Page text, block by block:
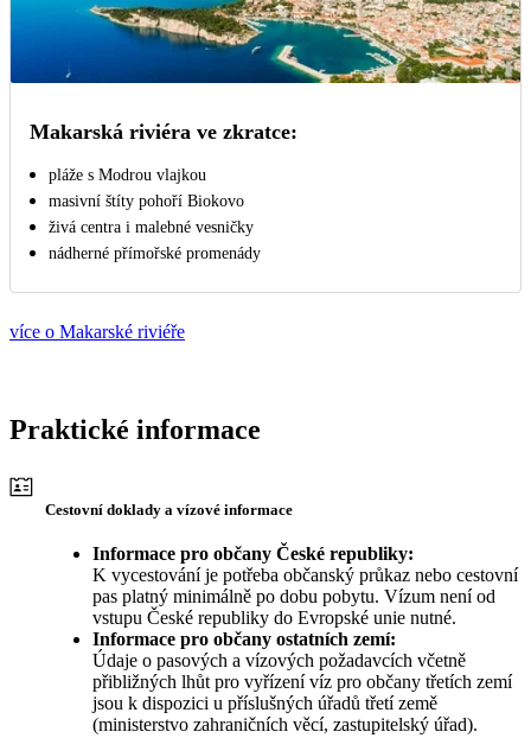
Makarská riviéra ve zkratce:
pláže s Modrou vlajkou
masivní štíty pohoří Biokovo
živá centra i malebné vesničky
nádherné přímořské promenády
více o Makarské riviéře
Praktické informace
Cestovní doklady a vízové informace
Informace pro občany České republiky:
K vycestování je potřeba občanský průkaz nebo cestovní
pas platný minimálně po dobu pobytu. Vízum není od
vstupu České republiky do Evropské unie nutné.
Informace pro občany ostatních zemí:
Údaje o pasových a vízových požadavcích včetně
přibližných lhůt pro vyřízení víz pro občany třetích zemí
jsou k dispozici u příslušných úřadů třetí země
(ministerstvo zahraničních věcí, zastupitelský úřad).